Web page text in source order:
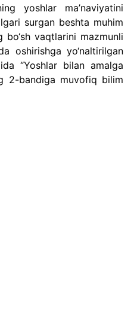
yoshlar ma’naviyatini
surgan beshta muhim
vaqtlarini mazmunli
oshirishga yo‘naltirilgan
“Yoshlar bilan amalga
2-bandiga muvofiq bilim